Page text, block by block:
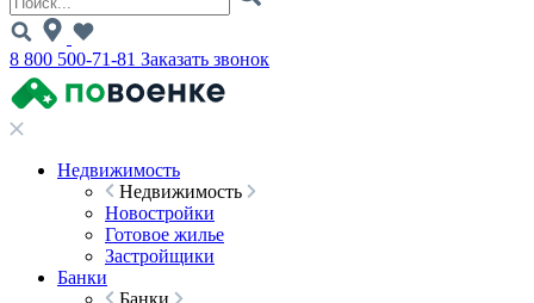
8 800 500-71-81 Заказать звонок
Недвижимость
Недвижимость
Новостройки
Готовое жилье
Застройщики
Банки
Банки